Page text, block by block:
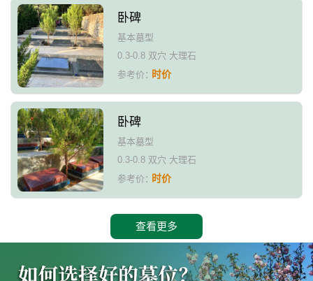
卧碑
基本墓型
0.3-0.8 双穴 大理石
参考价：时价
卧碑
基本墓型
0.3-0.8 双穴 大理石
参考价：时价
查看更多